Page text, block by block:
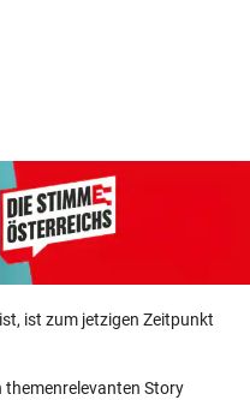
ist zum jetzigen Zeitpunkt
themenrelevanten Story